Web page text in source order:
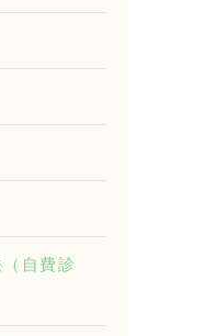
自費診